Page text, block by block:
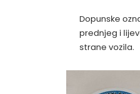
Dopunske
prednjeg i
strane vozila.